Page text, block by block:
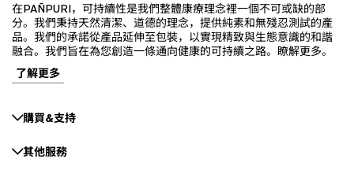
在PAÑPURI，可持續性是我們整體康療理念裡一個不可或缺的部
分。我們秉持天然清潔、道德的理念，提供純素和無殘忍測試的產
品。我們的承諾從產品延伸至包裝，以實現精致與生態意識的和諧
融合。我們旨在為您創造一條通向健康的可持續之路。瞭解更多。
了解更多
購買&支持
其他服務